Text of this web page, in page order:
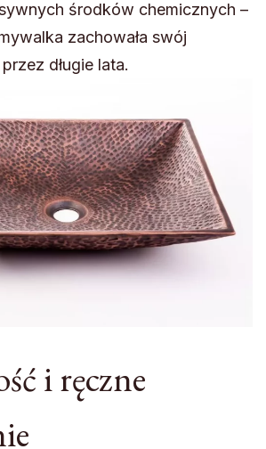
środków chemicznych –
zachowała swój
długie lata.
i ręczne